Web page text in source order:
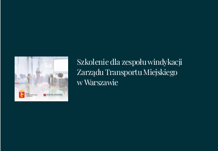
Szkolenie dla zespołu windykacji
Zarządu Transportu Miejskiego
w Warszawie